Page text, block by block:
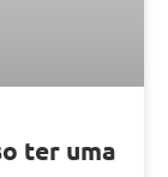
ter uma